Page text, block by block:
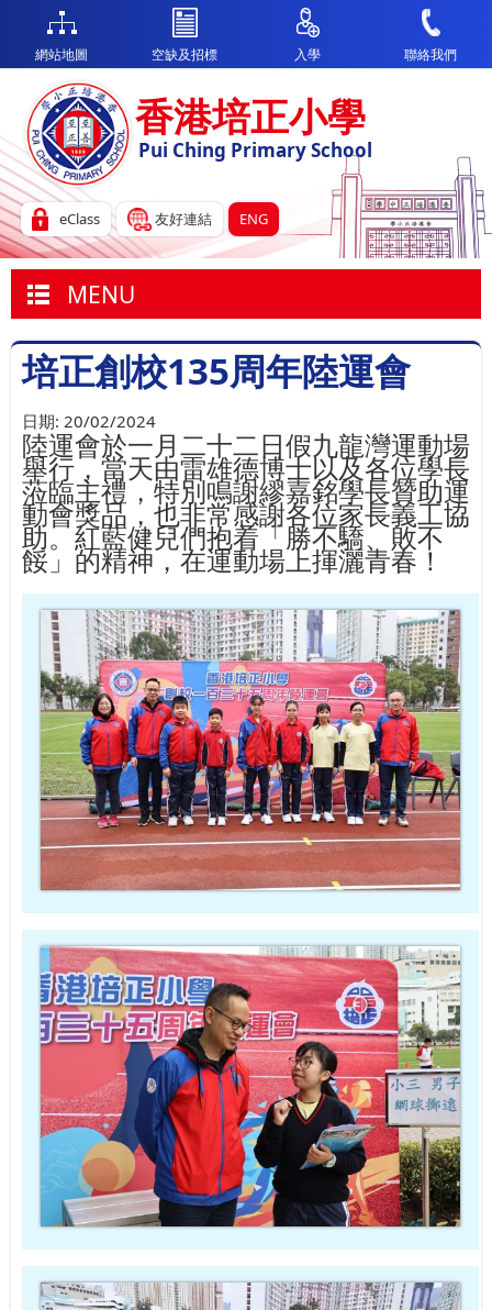
香港培正小學
Pui Ching Primary School
eClass 友好連結 ENG
網站地圖 空缺及招標 入學 聯絡我們
MENU
培正創校135周年陸運會
日期: 20/02/2024
陸運會於一月二十二日假九龍灣運動場
舉行，當天由雷雄德博士以及各位學長
蒞臨主禮，特別鳴謝繆嘉銘學長贊助運
動會獎品，也非常感謝各位家長義工協
助。紅藍健兒們抱着「勝不驕、敗不
餒」的精神，在運動場上揮灑青春！